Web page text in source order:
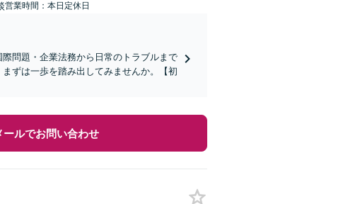
営業時間：本日定休日
問題・企業法務から日常のトラブルまで
ずは一歩を踏み出してみませんか。【初
ールでお問い合わせ